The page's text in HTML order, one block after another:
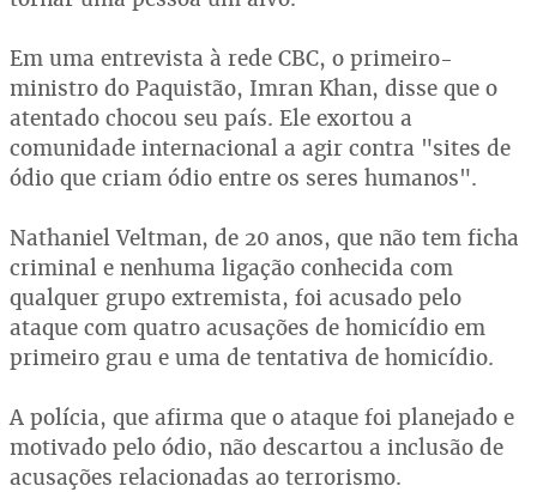
Em uma entrevista à rede CBC, o primeiro-
ministro do Paquistão, Imran Khan, disse que o
atentado chocou seu país. Ele exortou a
comunidade internacional a agir contra "sites de
ódio que criam ódio entre os seres humanos".
Nathaniel Veltman, de 20 anos, que não tem ficha
criminal e nenhuma ligação conhecida com
qualquer grupo extremista, foi acusado pelo
ataque com quatro acusações de homicídio em
primeiro grau e uma de tentativa de homicídio.
A polícia, que afirma que o ataque foi planejado e
motivado pelo ódio, não descartou a inclusão de
acusações relacionadas ao terrorismo.